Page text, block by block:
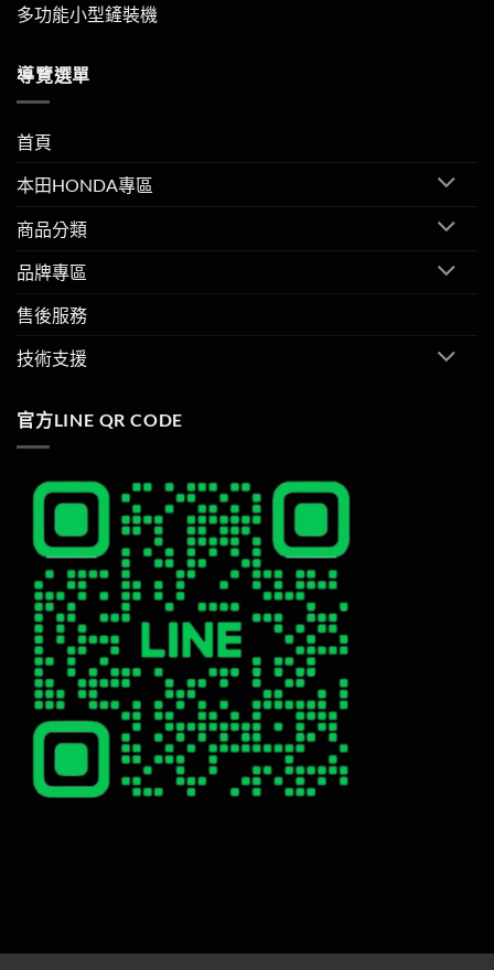
多功能小型鏟裝機
導覽選單
首頁
本田HONDA專區
商品分類
品牌專區
售後服務
技術支援
官方LINE QR CODE